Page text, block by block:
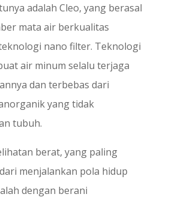
adalah Cleo, yang berasal
mata air berkualitas
nano filter. Teknologi
air minum selalu terjaga
dan terbebas dari
yang tidak
tubuh.
berat, yang paling
menjalankan pola hidup
dengan berani